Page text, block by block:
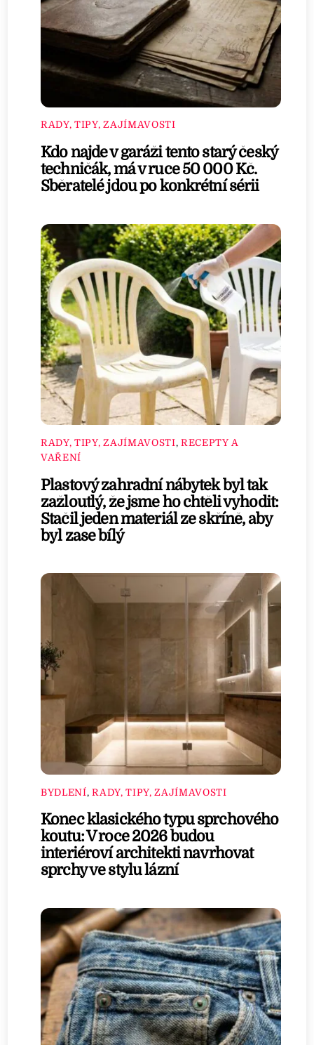
RADY, TIPY, ZAJÍMAVOSTI
Kdo najde v garáži tento starý český
techničák, má v ruce 50 000 Kč.
Sběratelé jdou po konkrétní sérii
RADY, TIPY, ZAJÍMAVOSTI, RECEPTY A
VAŘENÍ
Plastový zahradní nábytek byl tak
zažloutlý, že jsme ho chtěli vyhodit:
Stačil jeden materiál ze skříně, aby
byl zase bílý
BYDLENÍ,RADY, TIPY, ZAJÍMAVOSTI
Konec klasického typu sprchového
koutu: V roce 2026 budou
interiéroví architekti navrhovat
sprchy ve stylu lázní